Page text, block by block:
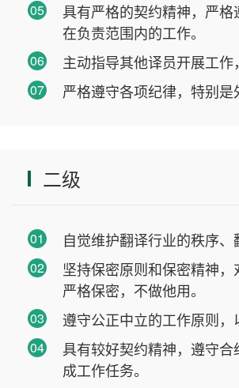
05
具有严格的契约精神，严
在负责范围内的工作。
06 主动指导其他译员开展工
07 严格遵守各项纪律，特别是
二级
01 自觉维护翻译行业的秩序
02
坚持保密原则和保密精神
严格保密，不做他用。
03 遵守公正中立的工作原则
04
具有较好契约精神，遵守
成工作任务。